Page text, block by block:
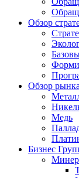
Обзор
Обзор
Медь
Бизнес